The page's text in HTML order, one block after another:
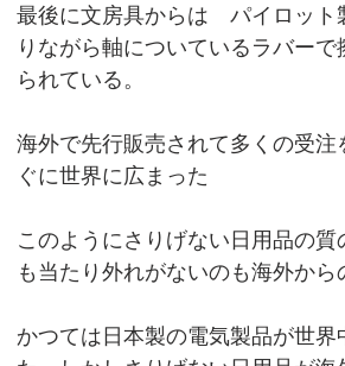
最後に文房具からは　パイロッ
りながら軸についているラバー
られている。
海外で先行販売されて多くの受
ぐに世界に広まった
このようにさりげない日用品の
も当たり外れがないのも海外から
かつては日本製の電気製品が世